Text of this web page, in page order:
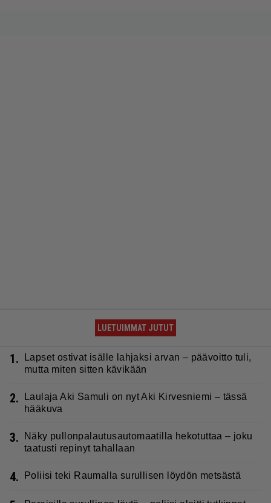
LUETUIMMAT JUTUT
1.
Lapset ostivat isälle lahjaksi arvan – päävoitto tuli,
mutta miten sitten kävikään
2.
Laulaja Aki Samuli on nyt Aki Kirvesniemi – tässä
hääkuva
3.
Näky pullonpalautusautomaatilla hekotuttaa – joku
taatusti repinyt tahallaan
4. Poliisi teki Raumalla surullisen löydön metsästä